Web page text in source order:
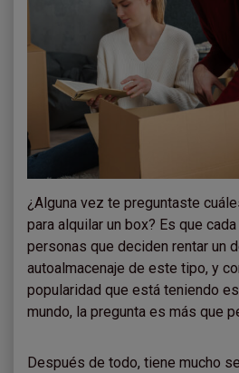
¿Alguna vez te preguntaste
para alquilar un box? Es que
personas que deciden rentar un
autoalmacenaje de este tipo, y
popularidad que está teniendo
mundo, la pregunta es más que
Después de todo, tiene mucho